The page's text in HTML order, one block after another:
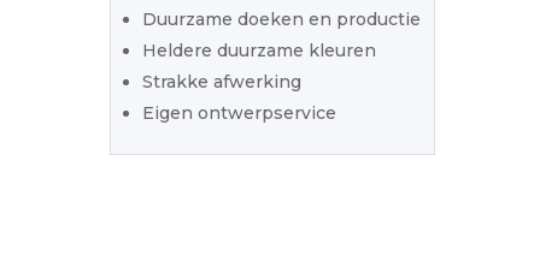
Duurzame doeken en productie
Heldere duurzame kleuren
Strakke afwerking
Eigen ontwerpservice